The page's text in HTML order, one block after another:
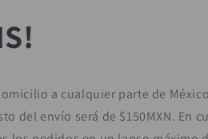
a cualquier parte de
del envío será de $150MXN. En